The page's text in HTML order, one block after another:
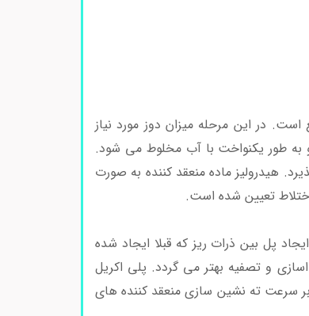
در این مرحله میزان دوز مورد نیاز
به طور یکنواخت با آب مخلوط می شود.
هیدرولیز ماده منعقد کننده به صورت
پل بین ذرات ریز که قبلا ایجاد شده
و تصفیه بهتر می گردد. پلی اکریل
سرعت ته نشین سازی منعقد کننده های